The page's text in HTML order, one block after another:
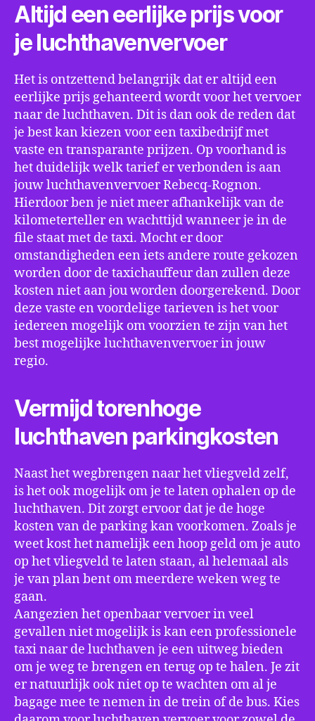
Altijd een eerlijke prijs voor
je luchthavenvervoer
Het is ontzettend belangrijk dat er altijd een
eerlijke prijs gehanteerd wordt voor het vervoer
naar de luchthaven. Dit is dan ook de reden dat
je best kan kiezen voor een taxibedrijf met
vaste en transparante prijzen. Op voorhand is
het duidelijk welk tarief er verbonden is aan
jouw luchthavenvervoer Rebecq-Rognon.
Hierdoor ben je niet meer afhankelijk van de
kilometerteller en wachttijd wanneer je in de
file staat met de taxi. Mocht er door
omstandigheden een iets andere route gekozen
worden door de taxichauffeur dan zullen deze
kosten niet aan jou worden doorgerekend. Door
deze vaste en voordelige tarieven is het voor
iedereen mogelijk om voorzien te zijn van het
best mogelijke luchthavenvervoer in jouw
regio.
Vermijd torenhoge
luchthaven parkingkosten
Naast het wegbrengen naar het vliegveld zelf,
is het ook mogelijk om je te laten ophalen op de
luchthaven. Dit zorgt ervoor dat je de hoge
kosten van de parking kan voorkomen. Zoals je
weet kost het namelijk een hoop geld om je auto
op het vliegveld te laten staan, al helemaal als
je van plan bent om meerdere weken weg te
gaan.
Aangezien het openbaar vervoer in veel
gevallen niet mogelijk is kan een professionele
taxi naar de luchthaven je een uitweg bieden
om je weg te brengen en terug op te halen. Je zit
er natuurlijk ook niet op te wachten om al je
bagage mee te nemen in de trein of de bus. Kies